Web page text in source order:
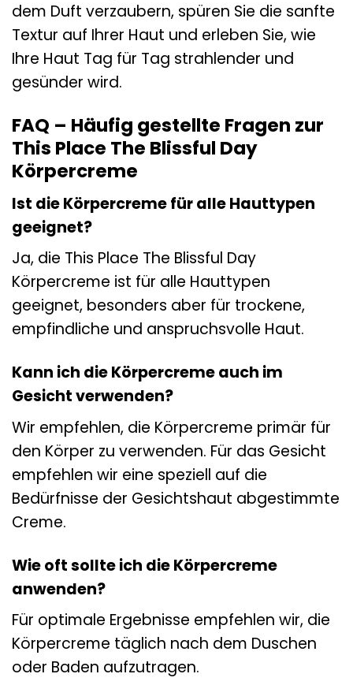
dem Duft verzaubern, spüren Sie die sanfte
Textur auf Ihrer Haut und erleben Sie, wie
Ihre Haut Tag für Tag strahlender und
gesünder wird.
FAQ – Häufig gestellte Fragen zur
This Place The Blissful Day
Körpercreme
Ist die Körpercreme für alle Hauttypen
geeignet?
Ja, die This Place The Blissful Day
Körpercreme ist für alle Hauttypen
geeignet, besonders aber für trockene,
empfindliche und anspruchsvolle Haut.
Kann ich die Körpercreme auch im
Gesicht verwenden?
Wir empfehlen, die Körpercreme primär für
den Körper zu verwenden. Für das Gesicht
empfehlen wir eine speziell auf die
Bedürfnisse der Gesichtshaut abgestimmte
Creme.
Wie oft sollte ich die Körpercreme
anwenden?
Für optimale Ergebnisse empfehlen wir, die
Körpercreme täglich nach dem Duschen
oder Baden aufzutragen.